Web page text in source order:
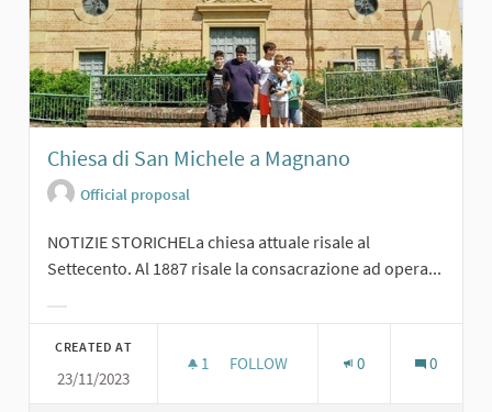
Chiesa di San Michele a Magnano
Official proposal
NOTIZIE STORICHELa chiesa attuale risale al
Settecento. Al 1887 risale la consacrazione ad opera...
CREATED AT
23/11/2023
1 1 FOLLOWER
FOLLOW 0 0